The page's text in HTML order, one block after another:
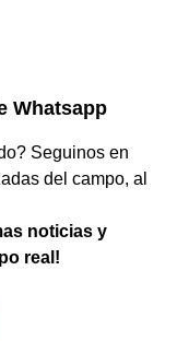
Whatsapp
Seguinos en
del campo, al
noticias y
real!